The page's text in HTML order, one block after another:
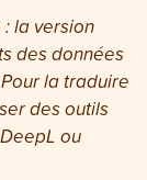
la version
des données
la traduire
des outils
ou